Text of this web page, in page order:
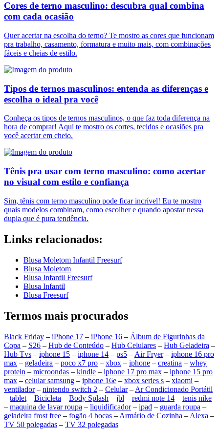
Cores de terno masculino: descubra qual combina
com cada ocasião
Quer acertar na escolha do terno? Te mostro as cores que funcionam
pra trabalho, casamento, formatura e muito mais, com combinações
fáceis e cheias de estilo.
Tipos de ternos masculinos: entenda as diferenças e
escolha o ideal pra você
Conheça os tipos de ternos masculinos, o que faz toda diferença na
hora de comprar! Aqui te mostro os cortes, tecidos e ocasiões pra
você acertar em cheio.
Tênis pra usar com terno masculino: como acertar
no visual com estilo e confiança
Sim, tênis com terno masculino pode ficar incrível! Eu te mostro
quais modelos combinam, como escolher e quando apostar nessa
dupla que é pura tendência.
Links relacionados:
Blusa Moletom Infantil Freesurf
Blusa Moletom
Blusa Infantil Freesurf
Blusa Infantil
Blusa Freesurf
Termos mais procurados
Black Friday – iPhone 17 – iPhone 16 – Álbum de Figurinhas da
Copa – S26 – Hub de Conteúdo – Hub Celulares – Hub Geladeira –
Hub Tvs – iphone 15 – iphone 14 – ps5 – Air Fryer– iphone 16 pro
max – geladeira – poco x7 pro – xbox – iphone – creatina – whey
protein – microondas – kindle – iphone 17 pro max – iphone 15 pro
max – celular samsung – iphone 16e – xbox series s – xiaomi –
ventilador– nintendo switch 2 – Celular– Ar Condicionado Portátil
– tablet – Bicicleta – Body Splash – jbl – redmi note 14 – tenis nike
– maquina de lavar roupa – liquidificador– ipad – guarda roupa –
geladeira frost free – fogão 4 bocas – Armário de Cozinha – Alexa –
TV 50 polegadas – TV 32 polegadas